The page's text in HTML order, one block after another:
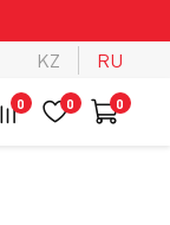
KZ RU
0 0 0